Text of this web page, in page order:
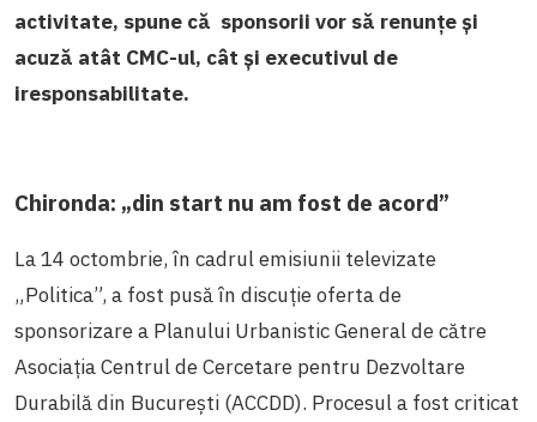
activitate, spune că sponsorii vor să renunțe și
acuză atât CMC-ul, cât și executivul de
iresponsabilitate.
Chironda: „din start nu am fost de acord”
La 14 octombrie, în cadrul emisiunii televizate
„Politica”, a fost pusă în discuție oferta de
sponsorizare a Planului Urbanistic General de către
Asociația Centrul de Cercetare pentru Dezvoltare
Durabilă din București (ACCDD). Procesul a fost criticat